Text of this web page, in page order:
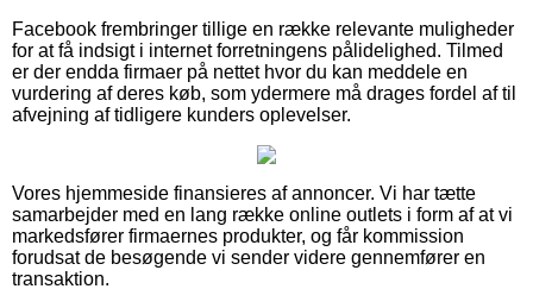
Facebook frembringer tillige en række relevante muligheder
for at få indsigt i internet forretningens pålidelighed. Tilmed
er der endda firmaer på nettet hvor du kan meddele en
vurdering af deres køb, som ydermere må drages fordel af til
afvejning af tidligere kunders oplevelser.
Vores hjemmeside finansieres af annoncer. Vi har tætte
samarbejder med en lang række online outlets i form af at vi
markedsfører firmaernes produkter, og får kommission
forudsat de besøgende vi sender videre gennemfører en
transaktion.